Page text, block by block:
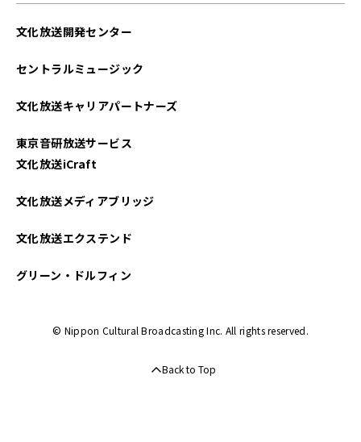
文化放送開発センター
セントラルミュージック
文化放送キャリアパートナーズ
東京音研放送サービス
文化放送iCraft
文化放送メディアブリッジ
文化放送エクステンド
グリーン・ドルフィン
© Nippon Cultural Broadcasting Inc. All rights reserved.
Back to Top